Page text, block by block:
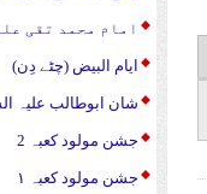
امام محمد تقی
ایام البیض (چٹے دِن)
شان ابوطالب علیہ
جشن مولود کعبہ 2
جشن مولود کعبہ ۱